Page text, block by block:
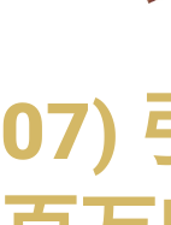
07)